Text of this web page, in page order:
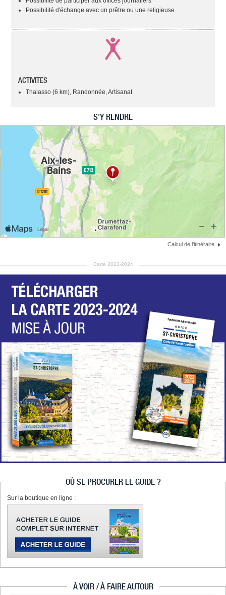
Possibilité d'échange avec un prêtre ou une religieuse
ACTIVITES
Thalasso (6 km), Randonnée, Artisanat
S'Y RENDRE
Calcul de l'itinéraire
Carte 2023-2024
OÙ SE PROCURER LE GUIDE ?
Sur la boutique en ligne :
À VOIR / À FAIRE AUTOUR